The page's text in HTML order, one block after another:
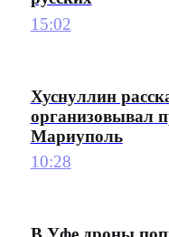
15:02
Хуснуллин
организовывал
Мариуполь
10:28